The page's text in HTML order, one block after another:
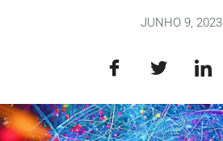
JUNHO 9, 2023